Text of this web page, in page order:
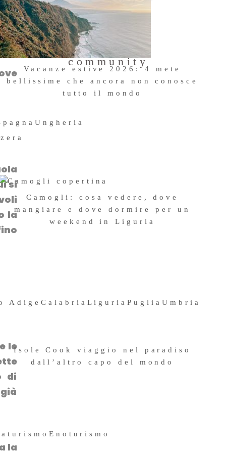
Vacanze estive 2026: 4 mete
bellissime che ancora non conosce
tutto il mondo
Ungheria
Camogli: cosa vedere, dove
mangiare e dove dormire per un
weekend in Liguria
Adige Calabria LiguriaPuglia Umbria
Isole Cook viaggio nel paradiso
dall’altro capo del mondo
Enoturismo
si
la
le
di
la
Entra a far
parte della
community